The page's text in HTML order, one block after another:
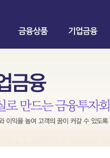
금융상품 기업금융